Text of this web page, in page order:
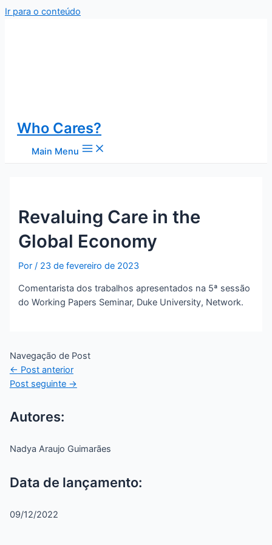
Ir para o conteúdo
Who Cares?
Main Menu
Revaluing Care in the
Global Economy
Por/ 23 de fevereiro de 2023
Comentarista dos trabalhos apresentados na 5ª sessão
do Working Papers Seminar, Duke University, Network.
Navegação de Post
← Post anterior
Post seguinte →
Autores:
Nadya Araujo Guimarães
Data de lançamento:
09/12/2022